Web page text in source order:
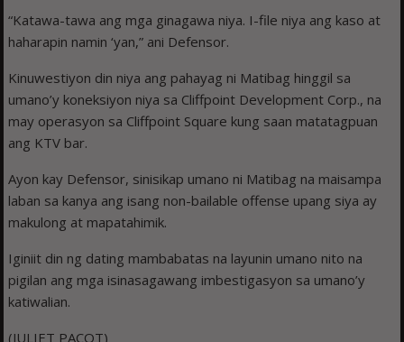
“Katawa-tawa ang mga ginagawa niya. I-file niya ang kaso at
haharapin namin ‘yan,” ani Defensor.
Kinuwestiyon din niya ang pahayag ni Matibag hinggil sa
umano’y koneksiyon niya sa Cliffpoint Development Corp., na
may operasyon sa Cliffpoint Square kung saan matatagpuan
ang KTV bar.
Ayon kay Defensor, sinisikap umano ni Matibag na maisampa
laban sa kanya ang isang non-bailable offense upang siya ay
makulong at mapatahimik.
Iginiit din ng dating mambabatas na layunin umano nito na
pigilan ang mga isinasagawang imbestigasyon sa umano’y
katiwalian.
(JULIET PACOT)